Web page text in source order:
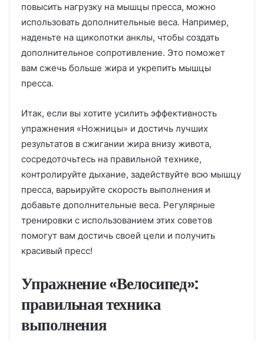
повысить нагрузку на мышцы пресса, можно
использовать дополнительные веса. Например,
наденьте на щиколотки анклы, чтобы создать
дополнительное сопротивление. Это поможет
вам сжечь больше жира и укрепить мышцы
пресса.
Итак, если вы хотите усилить эффективность
упражнения «Ножницы» и достичь лучших
результатов в сжигании жира внизу живота,
сосредоточьтесь на правильной технике,
контролируйте дыхание, задействуйте всю мышцу
пресса, варьируйте скорость выполнения и
добавьте дополнительные веса. Регулярные
тренировки с использованием этих советов
помогут вам достичь своей цели и получить
красивый пресс!
Упражнение «Велосипед»:
правильная техника
выполнения